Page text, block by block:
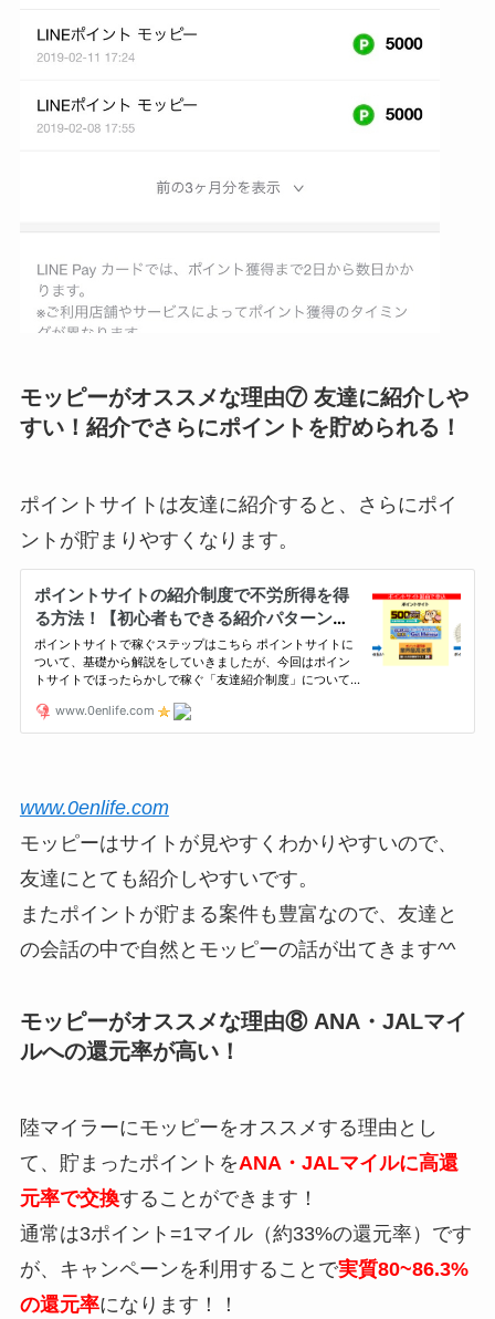
モッピーがオススメな理由⑦ 友達に紹介しや
すい！紹介でさらにポイントを貯められる！
ポイントサイトは友達に紹介すると、さらにポイ
ントが貯まりやすくなります。
www.0enlife.com
モッピーはサイトが見やすくわかりやすいので、
友達にとても紹介しやすいです。
またポイントが貯まる案件も豊富なので、友達と
の会話の中で自然とモッピーの話が出てきます^^
モッピーがオススメな理由⑧ ANA・JALマイ
ルへの還元率が高い！
陸マイラーにモッピーをオススメする理由とし
て、貯まったポイントをANA・JALマイルに高還
元率で交換することができます！
通常は3ポイント=1マイル（約33%の還元率）です
が、キャンペーンを利用することで実質80~86.3%
の還元率になります！！